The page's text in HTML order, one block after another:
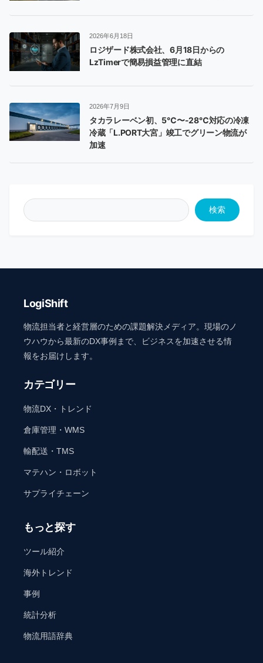
2026年6月18日
ロジザード株式会社、6月18日からの
LzTimerで簡易損益管理に直結
2026年7月9日
タカラレーベン初、5℃〜-28℃対応の冷凍
冷蔵「L.PORT大宮」竣工でグリーン物流が
加速
検索
LogiShift
物流担当者と経営層のための課題解決メディア。現場のノ
ウハウから最新のDX事例まで、ビジネスを加速させる情
報をお届けします。
カテゴリー
物流DX・トレンド
倉庫管理・WMS
輸配送・TMS
マテハン・ロボット
サプライチェーン
もっと探す
ツール紹介
海外トレンド
事例
統計分析
物流用語辞典